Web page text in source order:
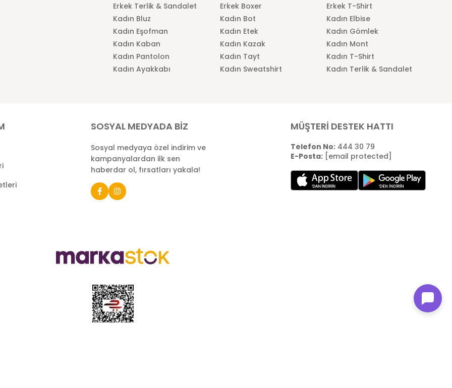
Erkek Terlik & Sandalet
Erkek Boxer
Erkek T-Shirt
Kadın Bluz
Kadın Bot
Kadın Elbise
Kadın Eşofman
Kadın Etek
Kadın Gömlek
Kadın Kaban
Kadın Kazak
Kadın Mont
Kadın Pantolon
Kadın Tayt
Kadın T-Shirt
Kadın Ayakkabı
Kadın Sweatshirt Kadın Terlik & Sandalet
SOSYAL MEDYADA BİZ
Sosyal medyaya özel indirim ve
kampanyalardan ilk sen
haberdar ol, fırsatları yakala!
MÜŞTERİ DESTEK HATTI
Telefon No:444 30 79
E-Posta: [email protected]